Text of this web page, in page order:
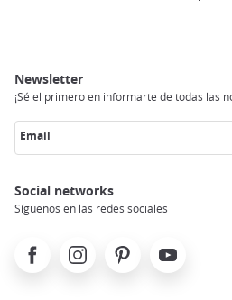
Newsletter
¡Sé el primero en informarte de todas las
Email
Social networks
Síguenos en las redes sociales
FacebookInstagramPinterest Youtube